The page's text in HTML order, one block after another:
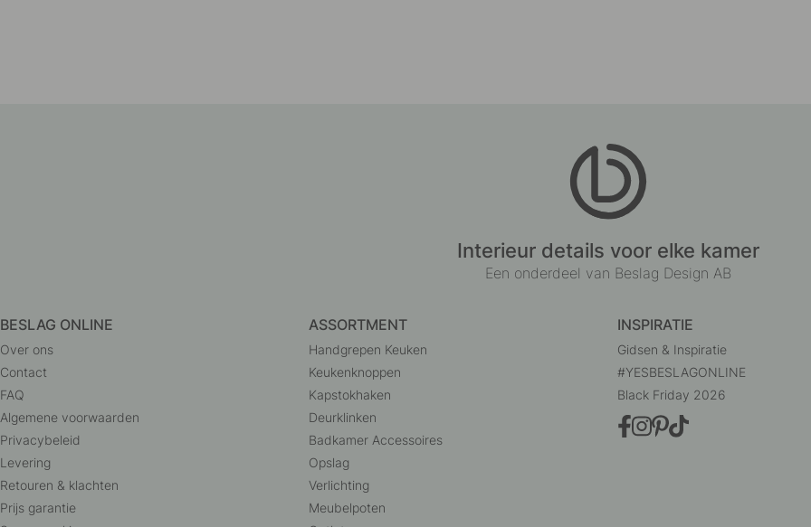
Interieur details voor elke kamer
Een onderdeel van Beslag Design AB
BESLAG ONLINE
Over ons
Contact
FAQ
Algemene voorwaarden
Privacybeleid
Levering
Retouren & klachten
Prijs garantie
ASSORTMENT
Handgrepen Keuken
Keukenknoppen
Kapstokhaken
Deurklinken
Badkamer Accessoires
Opslag
Verlichting
Meubelpoten
INSPIRATIE
Gidsen & Inspiratie
#YESBESLAGONLINE
Black Friday 2026